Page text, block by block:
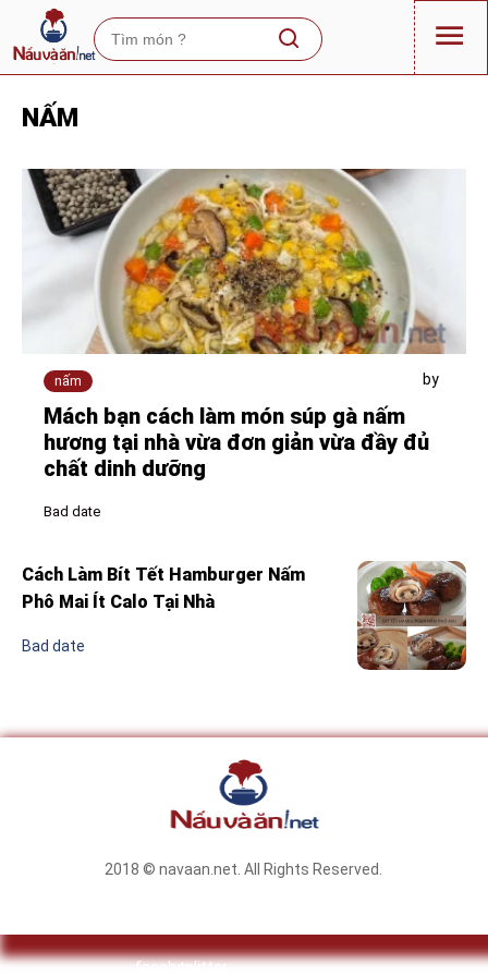
NẤM
nấm by
Mách bạn cách làm món súp gà nấm
hương tại nhà vừa đơn giản vừa đầy đủ
chất dinh dưỡng
Bad date
Cách Làm Bít Tết Hamburger Nấm
Phô Mai Ít Calo Tại Nhà
Bad date
2018 © navaan.net. All Rights Reserved.
facebooktwitter